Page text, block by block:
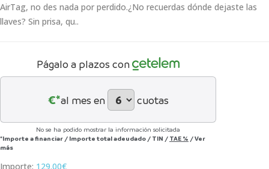
AirTag, no des nada por perdido.¿No recuerdas dónde dejaste las
llaves? Sin prisa, qu..
Págalo a plazos con
€*al mes en cuotas
No se ha podido mostrar la información solicitada
*Importe a financiar / Importe total adeudado / TIN / TAE % /Ver
más
Importe: 129.00€